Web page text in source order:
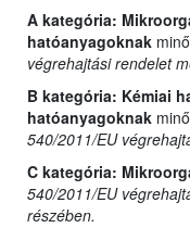
A kategória:
hatóanyagoknak
végrehajtási rendelet
B kategória: Kémiai
hatóanyagoknak
540/2011/EU
C kategória:
540/2011/EU
részében.